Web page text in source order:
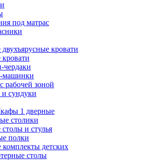
под матрас
двухъярусные кровати
кровати
чердаки
машинки
рабочей зоной
сундуки
1 дверные
столики
столы и стулья
полки
комплекты детских
столы